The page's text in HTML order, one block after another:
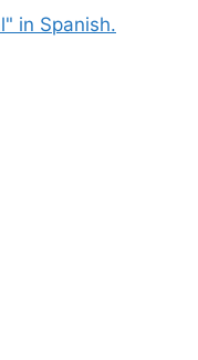
in Spanish.